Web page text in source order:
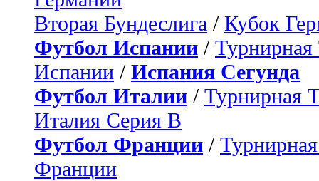
Вторая Бундеслига / Кубок
Футбол Испании / Турнирная
Испании / Испания Сегунда
Футбол Италии / Турнирная
Италия Серия B
Футбол Франции /
Франции